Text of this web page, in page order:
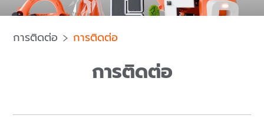
การติดต่อ การติดต่อ
การติดต่อ